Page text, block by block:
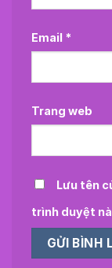
Email *
Trang web
Lưu tên
trình duyệt